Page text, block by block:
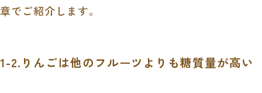
章でご紹介します。
1-2.りんごは他のフルーツよりも糖質量が高い